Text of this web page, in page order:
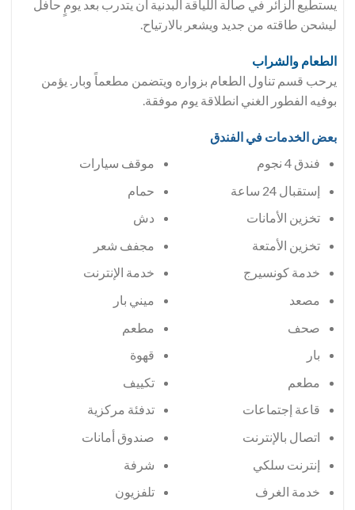
يستطيع الزائر في صالة اللياقة البدنية أن يتدرب بعد يومٍ حافل
ليشحن طاقته من جديد ويشعر بالارتياح.
الطعام والشراب
يرحب قسم تناول الطعام بزواره ويتضمن مطعماً وبار. يؤمن
بوفيه الفطور الغني انطلاقة يوم موفقة.
بعض الخدمات في الفندق
فندق 4 نجوم
إستقبال 24 ساعة
تخزين الأمانات
تخزين الأمتعة
خدمة كونسيرج
مصعد
صحف
بار
مطعم
قاعة إجتماعات
اتصال بالإنترنت
إنترنت سلكي
خدمة الغرف
موقف سيارات
حمام
دش
مجفف شعر
خدمة الإنترنت
ميني بار
مطعم
قهوة
تكييف
تدفئة مركزية
صندوق أمانات
شرفة
تلفزيون